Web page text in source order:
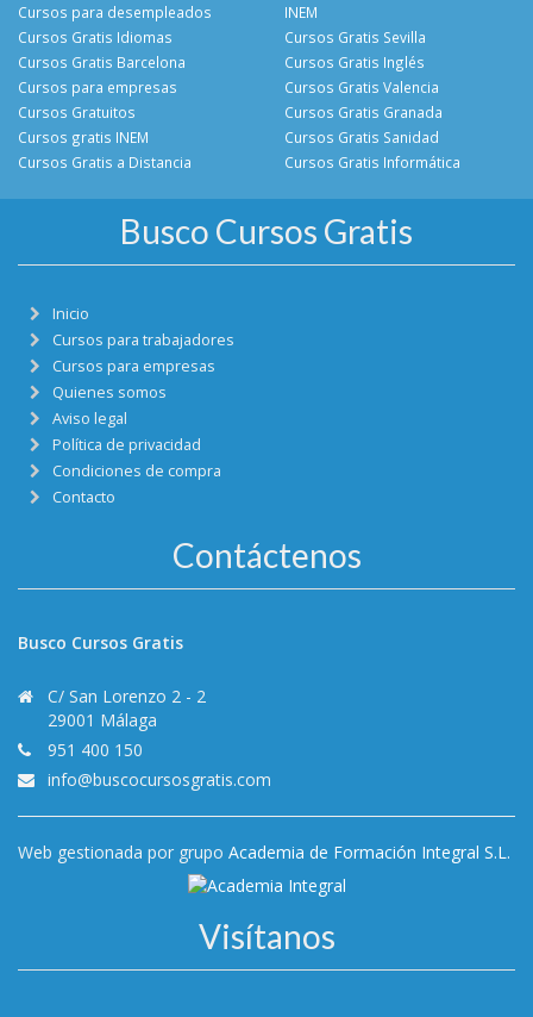
Cursos para desempleados
Cursos Gratis Idiomas
Cursos Gratis Barcelona
INEM
Cursos Gratis Sevilla
Cursos Gratis Inglés
Cursos para empresas
Cursos Gratuitos
Cursos gratis INEM
Cursos Gratis a Distancia
Cursos Gratis Valencia
Cursos Gratis Granada
Cursos Gratis Sanidad
Cursos Gratis Informática
Busco Cursos Gratis
Inicio
Cursos para trabajadores
Cursos para empresas
Quienes somos
Aviso legal
Política de privacidad
Condiciones de compra
Contacto
Contáctenos
Busco Cursos Gratis
C/ San Lorenzo 2 - 2
29001 Málaga
951 400 150
info@buscocursosgratis.com
Web gestionada por grupo Academia de Formación Integral S.L.
Visítanos